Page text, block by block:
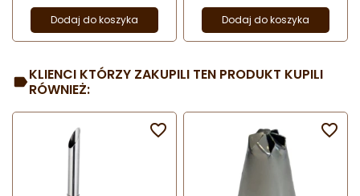
Dodaj do koszyka Dodaj do koszyka
KLIENCI KTÓRZY ZAKUPILI TEN PRODUKT KUPILI
RÓWNIEŻ:
 